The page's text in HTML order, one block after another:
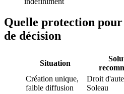
Quelle protection
de décision
Situation
Création unique,
faible diffusion
Droit
Soleau